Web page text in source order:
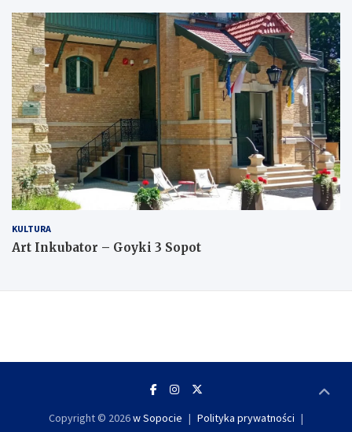
KULTURA
Art Inkubator – Goyki 3 Sopot
Copyright © 2026w Sopocie
Polityka prywatności